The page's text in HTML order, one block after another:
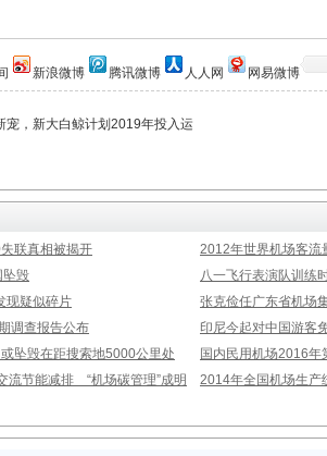
新浪微博 腾讯微博 人人网 网易微博
宠，新大白鲸计划2019年投入运
联真相被揭开
2012年世界机场客流
坠毁
八一飞行表演队训练
现疑似碎片
张克俭任广东省机场
调查报告公布
印尼今起对中国游客
坠毁在距搜索地5000公里处
国内民用机场2016年
流节能减排 “机场碳管理”成明
2014年全国机场生产